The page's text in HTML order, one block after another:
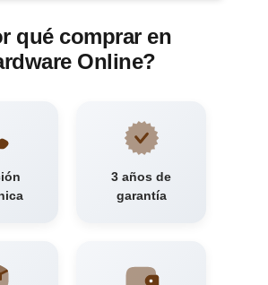
qué comprar en
Online?
3 años de
garantía